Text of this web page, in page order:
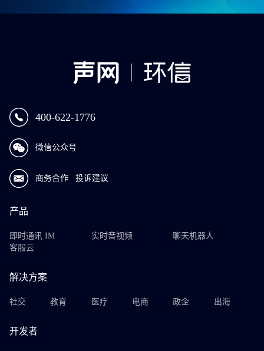
400-622-1776
微信公众号
商务合作 投诉建议
产品
即时通讯 IM 实时音视频
聊天机器人
客服云
解决方案
社交 教育 医疗 电商 政企 出海
开发者